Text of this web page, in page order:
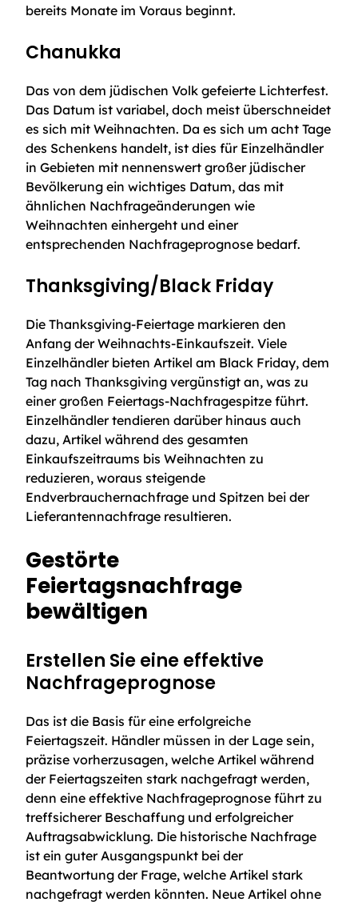
bereits Monate im Voraus beginnt.
Chanukka
Das von dem jüdischen Volk gefeierte Lichterfest.
Das Datum ist variabel, doch meist überschneidet
es sich mit Weihnachten. Da es sich um acht Tage
des Schenkens handelt, ist dies für Einzelhändler
in Gebieten mit nennenswert großer jüdischer
Bevölkerung ein wichtiges Datum, das mit
ähnlichen Nachfrageänderungen wie
Weihnachten einhergeht und einer
entsprechenden Nachfrageprognose bedarf.
Thanksgiving/Black Friday
Die Thanksgiving-Feiertage markieren den
Anfang der Weihnachts-Einkaufszeit. Viele
Einzelhändler bieten Artikel am Black Friday, dem
Tag nach Thanksgiving vergünstigt an, was zu
einer großen Feiertags-Nachfragespitze führt.
Einzelhändler tendieren darüber hinaus auch
dazu, Artikel während des gesamten
Einkaufszeitraums bis Weihnachten zu
reduzieren, woraus steigende
Endverbrauchernachfrage und Spitzen bei der
Lieferantennachfrage resultieren.
Gestörte
Feiertagsnachfrage
bewältigen
Erstellen Sie eine effektive
Nachfrageprognose
Das ist die Basis für eine erfolgreiche
Feiertagszeit. Händler müssen in der Lage sein,
präzise vorherzusagen, welche Artikel während
der Feiertagszeiten stark nachgefragt werden,
denn eine effektive Nachfrageprognose führt zu
treffsicherer Beschaffung und erfolgreicher
Auftragsabwicklung. Die historische Nachfrage
ist ein guter Ausgangspunkt bei der
Beantwortung der Frage, welche Artikel stark
nachgefragt werden könnten. Neue Artikel ohne